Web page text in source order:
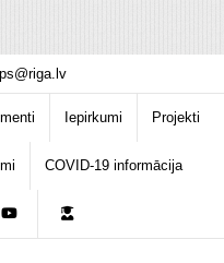
Iepirkumi Projekti
COVID-19 informācija